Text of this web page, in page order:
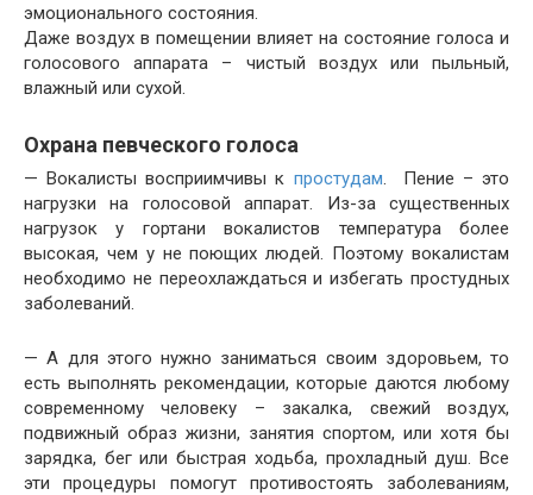
эмоционального состояния.
Даже воздух в помещении влияет на состояние голоса и
голосового аппарата – чистый воздух или пыльный,
влажный или сухой.
Охрана певческого голоса
— Вокалисты восприимчивы к простудам. Пение – это
нагрузки на голосовой аппарат. Из-за существенных
нагрузок у гортани вокалистов температура более
высокая, чем у не поющих людей. Поэтому вокалистам
необходимо не переохлаждаться и избегать простудных
заболеваний.
— А для этого нужно заниматься своим здоровьем, то
есть выполнять рекомендации, которые даются любому
современному человеку – закалка, свежий воздух,
подвижный образ жизни, занятия спортом, или хотя бы
зарядка, бег или быстрая ходьба, прохладный душ. Все
эти процедуры помогут противостоять заболеваниям,